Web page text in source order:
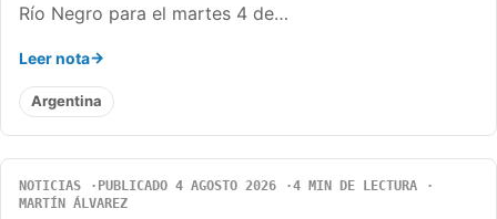
Río Negro para el martes 4 de…
Leer nota
Argentina
NOTICIAS PUBLICADO 4 AGOSTO 2026
4 MIN DE LECTURA
MARTÍN ÁLVAREZ